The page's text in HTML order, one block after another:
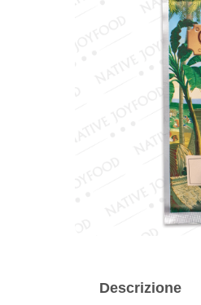
Descrizione